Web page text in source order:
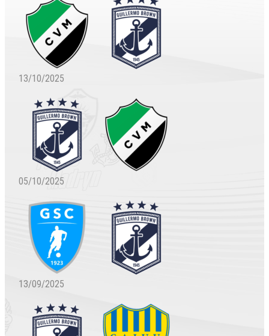
13/10/2025
05/10/2025
13/09/2025